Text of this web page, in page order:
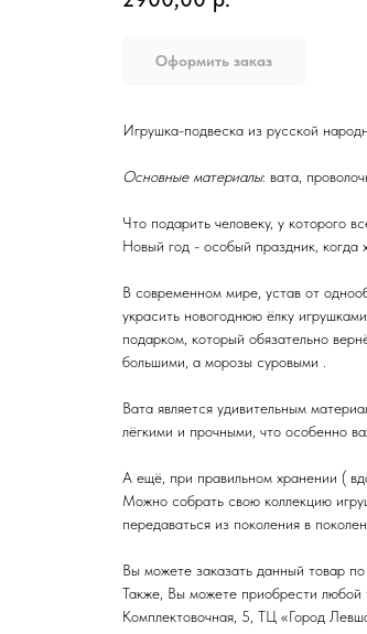
Оформить заказ
Игрушка-подвеска из русской
Основные материалы: вата,
Что подарить человеку, у которого
Новый год - особый праздник, когда
В современном мире, устав от
украсить новогоднюю ёлку
подарком, который обязательно
большими, а морозы суровыми .
Вата является удивительным
лёгкими и прочными, что особенно
А ещё, при правильном хранении (
Можно собрать свою коллекцию
передаваться из поколения в
Вы можете заказать данный товар
Также, Вы можете приобрести любой
Комплектовочная, 5, ТЦ «Город